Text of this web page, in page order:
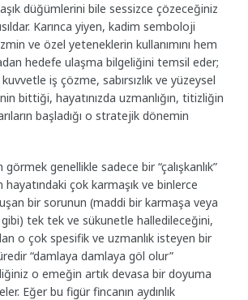
düğümlerini bile sessizce çözeceğiniz
Karınca yiyen, kadim semboloji
ve özel yeteneklerin kullanımını hem
hedefe ulaşma bilgeliğini temsil eder;
iş çözme, sabırsızlık ve yüzeysel
bittiği, hayatınızda uzmanlığın, titizliğin
başladığı o stratejik dönemin
görmek genellikle sadece bir “çalışkanlık”
çok karmaşık ve binlerce
bir sorunun (maddi bir karmaşa veya
gibi) tek tek ve sükunetle halledileceğini,
o çok spesifik ve uzmanlık isteyen bir
“damlaya damlaya göl olur”
o emeğin artık devasa bir doyuma
Eğer bu figür fincanın aydınlık